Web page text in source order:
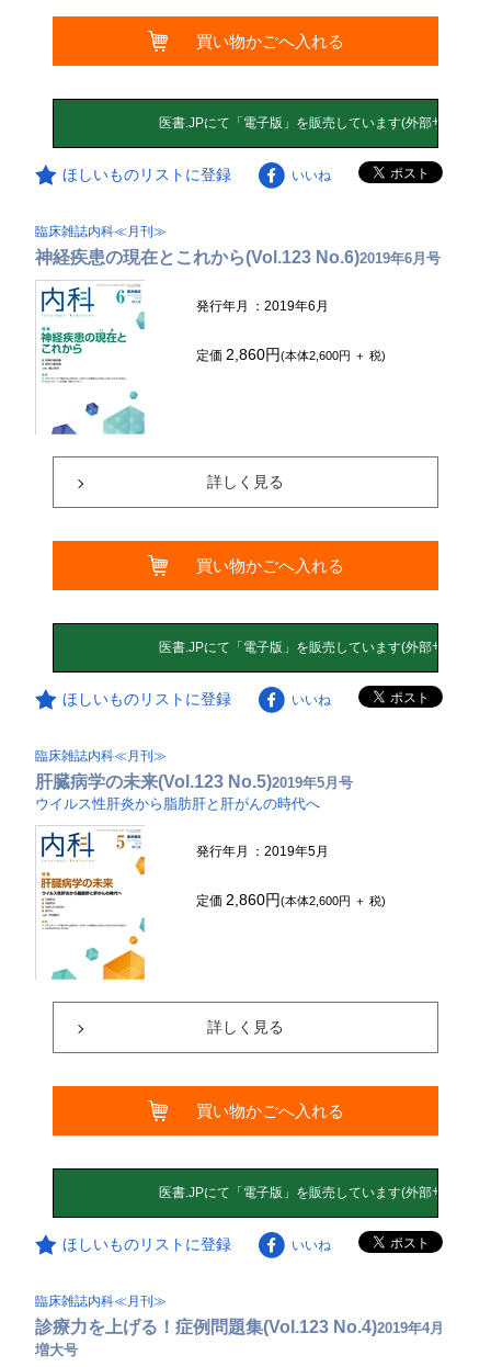
買い物かごへ入れる
ほしいものリストに登録 いいね
臨床雑誌内科≪月刊≫
神経疾患の現在とこれから(Vol.123 No.6)2019年6月号
発行年月 ：2019年6月
定価2,860円(本体2,600円 ＋ 税)
詳しく見る
買い物かごへ入れる
ほしいものリストに登録 いいね
臨床雑誌内科≪月刊≫
肝臓病学の未来(Vol.123 No.5)2019年5月号
ウイルス性肝炎から脂肪肝と肝がんの時代へ
発行年月 ：2019年5月
定価2,860円(本体2,600円 ＋ 税)
詳しく見る
買い物かごへ入れる
ほしいものリストに登録 いいね
臨床雑誌内科≪月刊≫
診療力を上げる！症例問題集(Vol.123 No.4)2019年4月
増大号